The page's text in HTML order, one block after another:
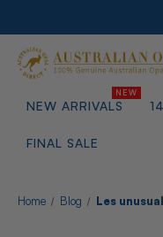
NEW ARRIVALS
FINAL SALE
Home Blog Les